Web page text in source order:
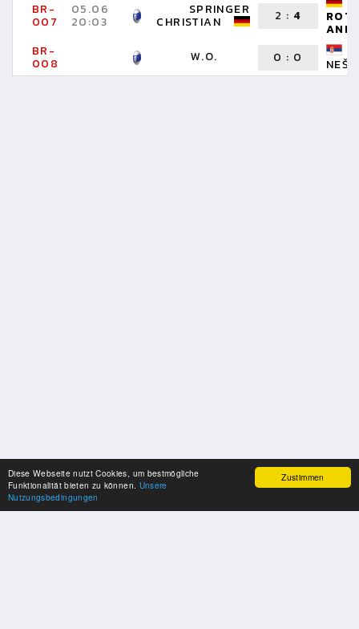
Zustimmen
Diese Webseite nutzt Cookies, um bestmögliche
Funktionalität bieten zu können. Unsere
Nutzungsbedingungen
BR-
007
05.06
20:03
SPRINGER
CHRISTIAN 2 : 4
BR-
008 W.O. 0 : 0
NEŠA